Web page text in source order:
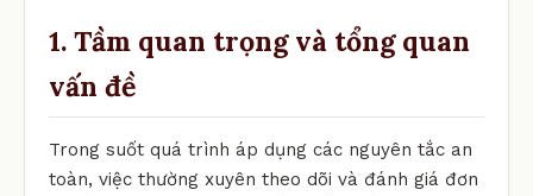
1. Tầm quan trọng và tổng quan
vấn đề
Trong suốt quá trình áp dụng các nguyên tắc an
toàn, việc thường xuyên theo dõi và đánh giá đơn